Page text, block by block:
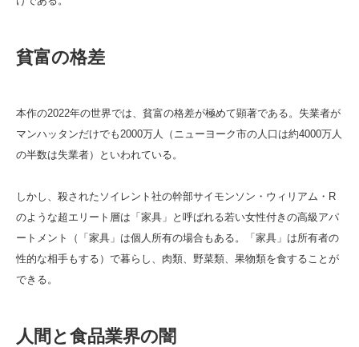
貧富の格差
本作の2022年の世界では、貧富の格差が極めて顕著である。失業者が
マンハッタンだけでも2000万人（ニューヨーク市の人口は約4000万人
の半数は失業者）といわれている。
しかし、殺されたソイレント社の幹部サイモンソン・ウィリアム・R
のような超エリート層は「家具」と呼ばれる若い女性付きの高級アパ
ートメント（「家具」は個人所有の場合もある。「家具」は所有者の
性的な相手もする）で暮らし、肉類、野菜類、果物類を食することが
できる。
人間と食品業界の闇